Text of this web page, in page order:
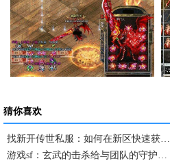
猜你喜欢
找新开传世私服：如何在新区快速获…
游戏sf：玄武的击杀给与团队的守护…